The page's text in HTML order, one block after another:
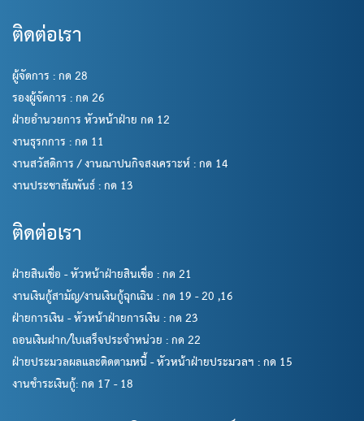
ติดต่อเรา
ผู้จัดการ : กด 28
รองผู้จัดการ : กด 26
ฝ่ายอำนวยการ หัวหน้าฝ่าย กด 12
งานธุรกการ : กด 11
งานสวัสดิการ / งานฌาปนกิจสงเคราะห์ : กด 14
งานประชาสัมพันธ์ : กด 13
ติดต่อเรา
ฝ่ายสินเชื่อ - หัวหน้าฝ่ายสินเชื่อ : กด 21
งานเงินกู้สามัญ/งานเงินกู้ฉุกเฉิน : กด 19 - 20 ,16
ฝ่ายการเงิน - หัวหน้าฝ่ายการเงิน : กด 23
ถอนเงินฝาก/ใบเสร็จประจำหน่วย : กด 22
ฝ่ายประมวลผลและติดตามหนี้ - หัวหน้าฝ่ายประมวลฯ : กด 15
งานชำระเงินกู้: กด 17 - 18